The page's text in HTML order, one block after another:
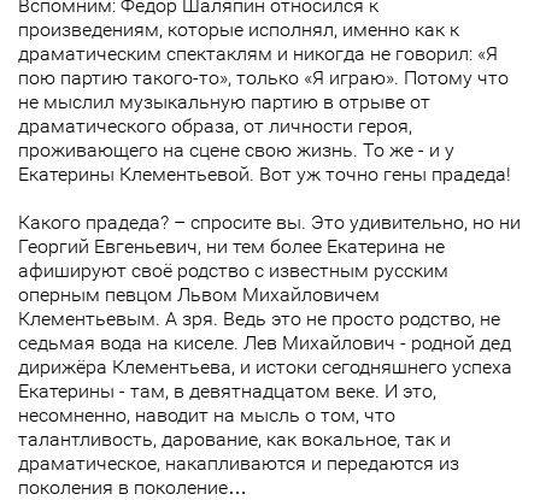
Вспомним: Фёдор Шаляпин относился к
произведениям, которые исполнял, именно как к
драматическим спектаклям и никогда не говорил: «Я
пою партию такого-то», только «Я играю». Потому что
не мыслил музыкальную партию в отрыве от
драматического образа, от личности героя,
проживающего на сцене свою жизнь. То же - и у
Екатерины Клементьевой. Вот уж точно гены прадеда!
Какого прадеда? – спросите вы. Это удивительно, но ни
Георгий Евгеньевич, ни тем более Екатерина не
афишируют своё родство с известным русским
оперным певцом Львом Михайловичем
Клементьевым. А зря. Ведь это не просто родство, не
седьмая вода на киселе. Лев Михайлович - родной дед
дирижёра Клементьева, и истоки сегодняшнего успеха
Екатерины - там, в девятнадцатом веке. И это,
несомненно, наводит на мысль о том, что
талантливость, дарование, как вокальное, так и
драматическое, накапливаются и передаются из
поколения в поколение…